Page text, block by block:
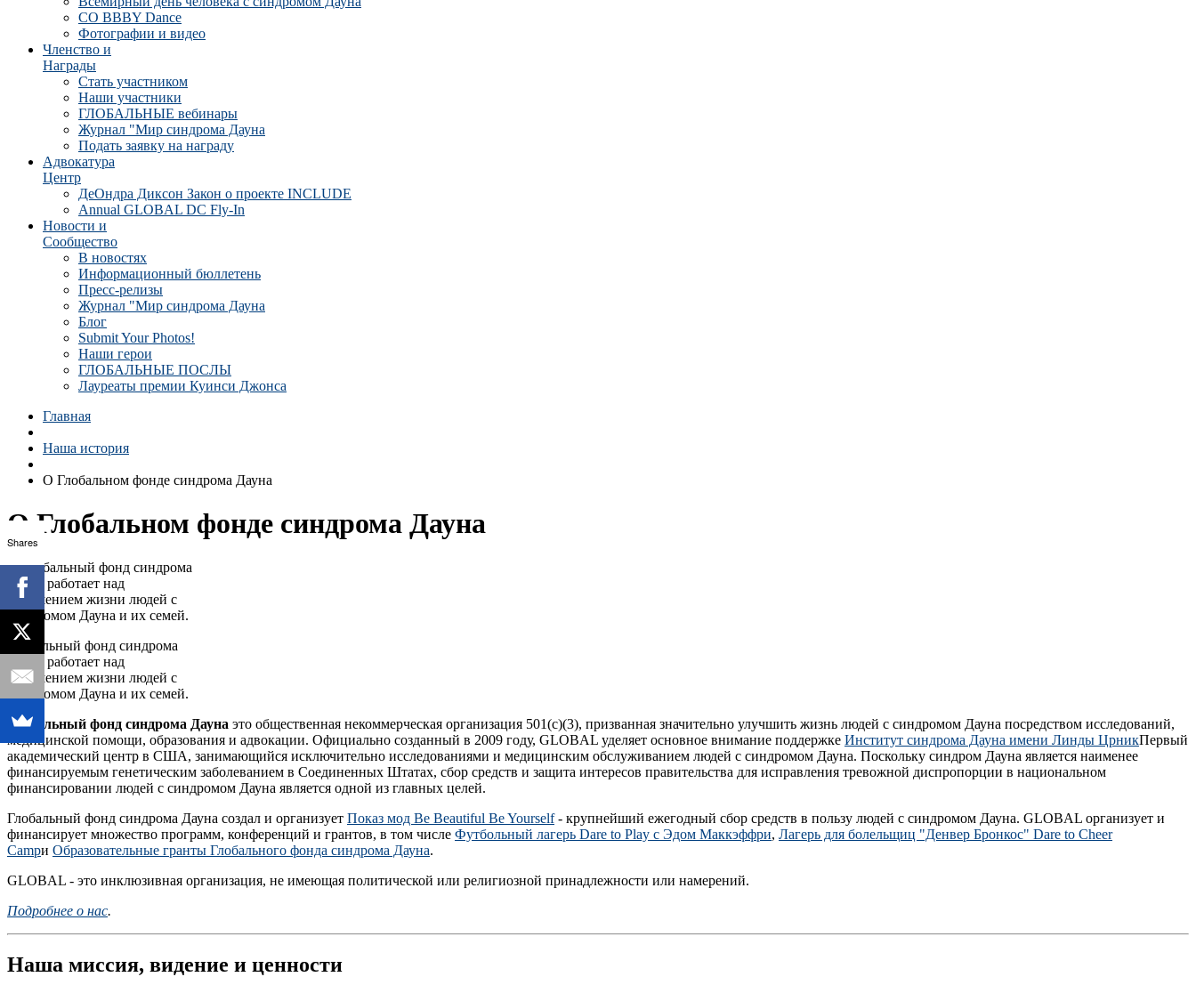
CO BBBY Dance
Фотографии и видео
Членство и
Награды
Стать участником
Наши участники
ГЛОБАЛЬНЫЕ вебинары
Журнал "Мир синдрома Дауна
Подать заявку на награду
Адвокатура
Центр
ДеОндра Диксон Закон о проекте INCLUDE
Annual GLOBAL DC Fly-In
Новости и
Сообщество
В новостях
Информационный бюллетень
Пресс-релизы
Журнал "Мир синдрома Дауна
Блог
Submit Your Photos!
Наши герои
ГЛОБАЛЬНЫЕ ПОСЛЫ
Лауреаты премии Куинси Джонса
Главная
Наша история
О Глобальном фонде синдрома Дауна
О Глобальном фонде синдрома Дауна
Глобальный фонд синдрома
Дауна работает над
улучшением жизни людей с
синдромом Дауна и их семей.
Глобальный фонд синдрома Дауна это общественная некоммерческая организация 501(c)(3), призванная значительно улучшить жизнь людей с синдромом Дауна посредством исследований,
медицинской помощи, образования и адвокации. Официально созданный в 2009 году, GLOBAL уделяет основное внимание поддержке Институт синдрома Дауна имени Линды ЦрникПервый
академический центр в США, занимающийся исключительно исследованиями и медицинским обслуживанием людей с синдромом Дауна. Поскольку синдром Дауна является наименее
финансируемым генетическим заболеванием в Соединенных Штатах, сбор средств и защита интересов правительства для исправления тревожной диспропорции в национальном
финансировании людей с синдромом Дауна является одной из главных целей.
Глобальный фонд синдрома Дауна создал и организует Показ мод Be Beautiful Be Yourself- крупнейший ежегодный сбор средств в пользу людей с синдромом Дауна. GLOBAL организует и
финансирует множество программ, конференций и грантов, в том числе Футбольный лагерь Dare to Play с Эдом Маккэффри, Лагерь для болельщиц "Денвер Бронкос" Dare to Cheer
Campи Образовательные гранты Глобального фонда синдрома Дауна.
GLOBAL - это инклюзивная организация, не имеющая политической или религиозной принадлежности или намерений.
Подробнее о нас.
Наша миссия, видение и ценности
Shares